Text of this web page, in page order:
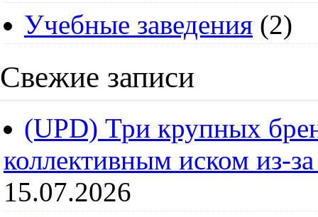
Учебные заведения (2)
Свежие записи
(UPD) Три крупных
коллективным иском из-
15.07.2026